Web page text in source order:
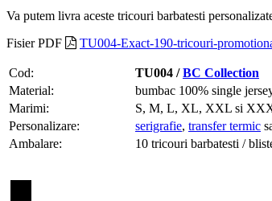
Va putem livra aceste tricouri barbatesti
Fisier PDF
TU004-Exact-190-tricouri-
Cod: TU004 /BC Collection
Material:
bumbac 100% single
Marimi:
S, M, L, XL, XXL si
Personalizare:
serigrafie, transfer termic
Ambalare:
10 tricouri barbatesti /